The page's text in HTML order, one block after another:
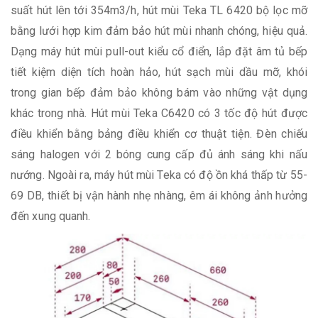
suất hút lên tới 354m3/h, hút mùi Teka TL 6420 bộ lọc mỡ
bằng lưới hợp kim đảm bảo hút mùi nhanh chóng, hiệu quả.
Dạng máy hút mùi pull-out kiểu cổ điển, lắp đặt âm tủ bếp
tiết kiệm diện tích hoàn hảo, hút sạch mùi dầu mỡ, khói
trong gian bếp đảm bảo không bám vào những vật dụng
khác trong nhà. Hút mùi Teka C6420 có 3 tốc độ hút được
điều khiển bằng bảng điều khiển cơ thuật tiện. Đèn chiếu
sáng halogen với 2 bóng cung cấp đủ ánh sáng khi nấu
nướng. Ngoài ra, máy hút mùi Teka có độ ồn khá thấp từ 55-
69 DB, thiết bị vận hành nhẹ nhàng, êm ái không ảnh hưởng
đến xung quanh.